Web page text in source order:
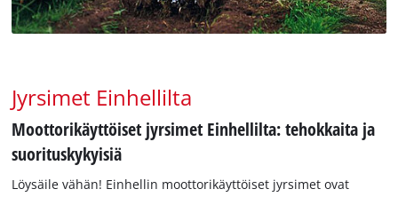
Jyrsimet Einhellilta
Moottorikäyttöiset jyrsimet Einhellilta: tehokkaita ja
suorituskykyisiä
Löysäile vähän! Einhellin moottorikäyttöiset jyrsimet ovat